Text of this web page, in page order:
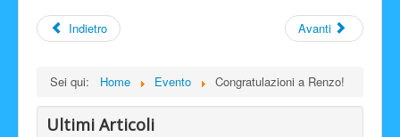
Indietro Avanti
Sei qui: Home Evento Congratulazioni a Renzo!
Ultimi Articoli